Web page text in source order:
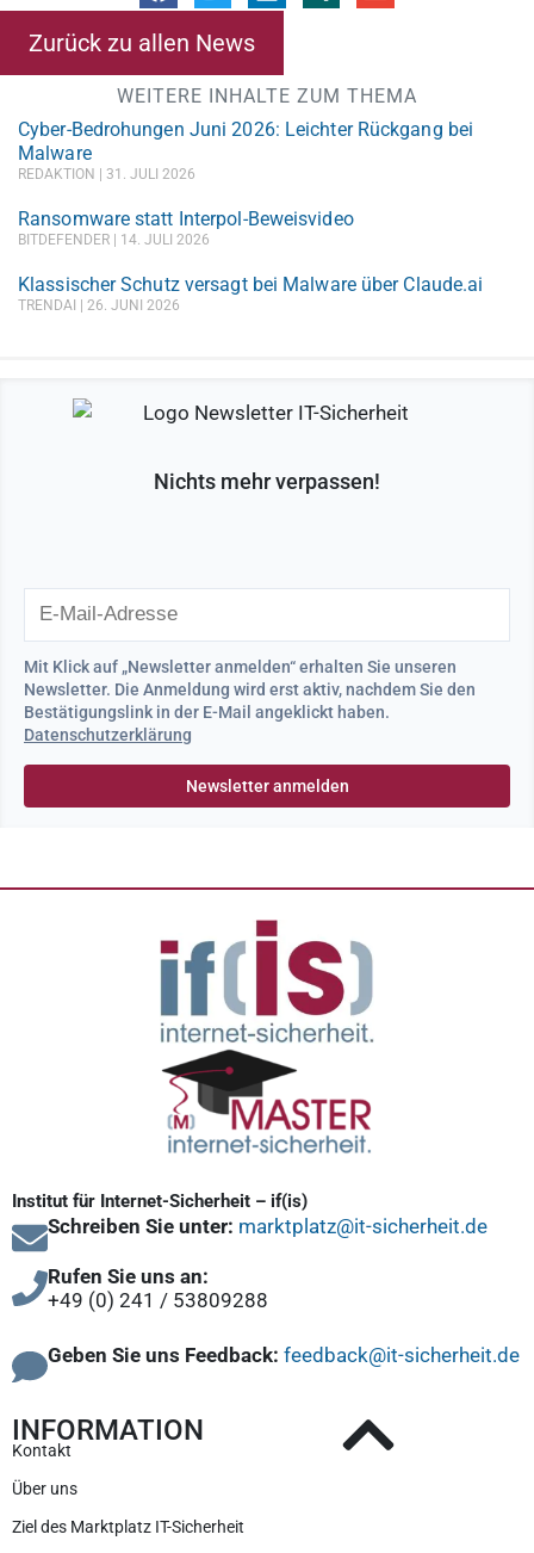
Zurück zu allen News
WEITERE INHALTE ZUM THEMA
Cyber-Bedrohungen Juni 2026: Leichter Rückgang bei
Malware
REDAKTION 31. JULI 2026
Ransomware statt Interpol-Beweisvideo
BITDEFENDER 14. JULI 2026
Klassischer Schutz versagt bei Malware über Claude.ai
TRENDAI 26. JUNI 2026
Nichts mehr verpassen!
Mit Klick auf „Newsletter anmelden“ erhalten Sie unseren
Newsletter. Die Anmeldung wird erst aktiv, nachdem Sie den
Bestätigungslink in der E-Mail angeklickt haben.
Datenschutzerklärung
Institut für Internet-Sicherheit – if(is)
Schreiben Sie unter: marktplatz@it-sicherheit.de
Rufen Sie uns an:
+49 (0) 241 / 53809288
Geben Sie uns Feedback: feedback@it-sicherheit.de
INFORMATION
Kontakt
Über uns
Ziel des Marktplatz IT-Sicherheit